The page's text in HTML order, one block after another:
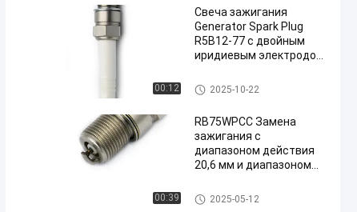
00:12
Свеча зажигания
Generator Spark Plug
R5B12-77 с двойным
иридиевым электродом
TBG616 V-8 QSK60 FG240
W25SG
Свеча зажигания генератора
2025-10-22
00:39
RB75WPCC Замена
зажигания с
диапазоном действия
20,6 мм и диапазоном
Свеча зажигания генератора
2025-05-12